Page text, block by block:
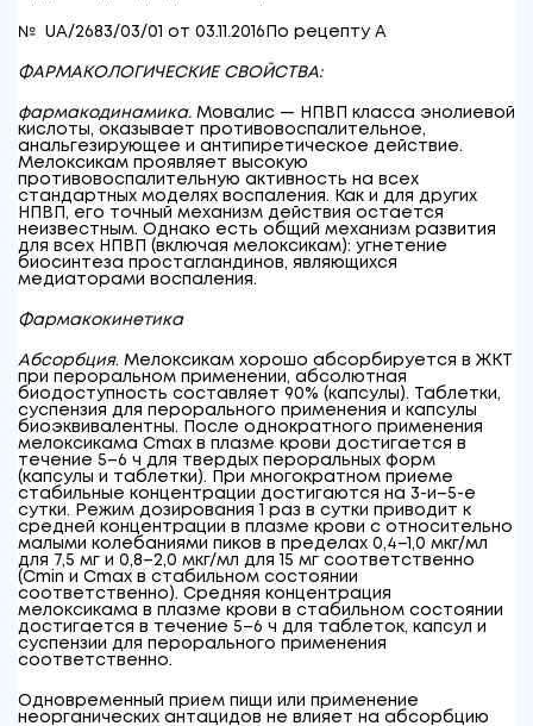
№ UA/2683/03/01 от 03.11.2016 По рецепту A
ФАРМАКОЛОГИЧЕСКИЕ СВОЙСТВА:
фармакодинамика. Мовалис — НПВП класса энолиевой
кислоты, оказывает противовоспалительное,
анальгезирующее и антипиретическое действие.
Мелоксикам проявляет высокую
противовоспалительную активность на всех
стандартных моделях воспаления. Как и для других
НПВП, его точный механизм действия остается
неизвестным. Однако есть общий механизм развития
для всех НПВП (включая мелоксикам): угнетение
биосинтеза простагландинов, являющихся
медиаторами воспаления.
Фармакокинетика
Абсорбция. Мелоксикам хорошо абсорбируется в ЖКТ
при пероральном применении, абсолютная
биодоступность составляет 90% (капсулы). Таблетки,
суспензия для перорального применения и капсулы
биоэквивалентны. После однократного применения
мелоксикама Сmax в плазме крови достигается в
течение 5–6 ч для твердых пероральных форм
(капсулы и таблетки). При многократном приеме
стабильные концентрации достигаются на 3-и–5-е
сутки. Режим дозирования 1 раз в сутки приводит к
средней концентрации в плазме крови с относительно
малыми колебаниями пиков в пределах 0,4–1,0 мкг/мл
для 7,5 мг и 0,8–2,0 мкг/мл для 15 мг соответственно
(Cmin и Cmax в стабильном состоянии
соответственно). Средняя концентрация
мелоксикама в плазме крови в стабильном состоянии
достигается в течение 5–6 ч для таблеток, капсул и
суспензии для перорального применения
соответственно.
Одновременный прием пищи или применение
неорганических антацидов не влияет на абсорбцию